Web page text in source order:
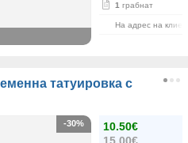
1 грабнат
На адрес на
татуировка с
10.50€
-30%